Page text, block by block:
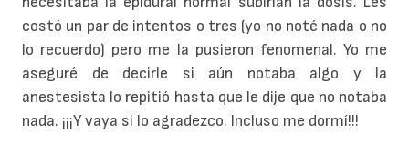
costó un par de intentos o tres (yo no noté nada o no
lo recuerdo) pero me la pusieron fenomenal. Yo me
aseguré de decirle si aún notaba algo y la
anestesista lo repitió hasta que le dije que no notaba
nada. ¡¡¡Y vaya si lo agradezco. Incluso me dormí!!!